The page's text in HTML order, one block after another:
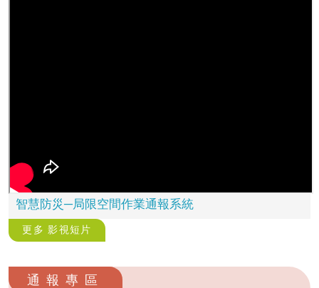
智慧防災─局限空間作業通報系統
更多 影視短片
通報專區